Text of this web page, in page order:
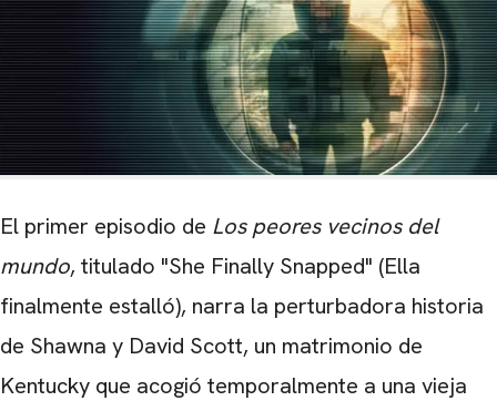
El primer episodio de Los peores vecinos del
mundo, titulado "She Finally Snapped" (Ella
finalmente estalló), narra la perturbadora historia
de Shawna y David Scott, un matrimonio de
Kentucky que acogió temporalmente a una vieja